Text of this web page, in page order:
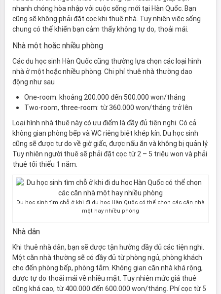
nhanh chóng hòa nhập với cuộc sống mới tại Hàn Quốc. Bạn
cũng sẽ không phải đặt cọc khi thuê nhà. Tuy nhiên việc sống
chung có thể khiến bạn cảm thấy không tự do, thoải mái.
Nhà một hoặc nhiều phòng
Các du học sinh Hàn Quốc cũng thường lựa chọn các loại hình
nhà ở một hoặc nhiều phòng. Chi phí thuê nhà thường dao
động như sau
One-room: khoảng 200.000 đến 500.000 won/tháng
Two-room, three-room: từ 360.000 won/tháng trở lên
Loại hình nhà thuê này có ưu điểm là đầy đủ tiện nghi. Có cả
không gian phòng bếp và WC riêng biệt khép kín. Du học sinh
cũng sẽ được tự do về giờ giấc, được nấu ăn và không bị quản lý.
Tuy nhiên người thuê sẽ phải đặt cọc từ 2 – 5 triệu won và phải
thuê tối thiểu 1 năm.
Du học sinh tìm chỗ ở khi đi du học Hàn Quốc có thể chọn các căn nhà
một hay nhiều phòng
Nhà dân
Khi thuê nhà dân, bạn sẽ được tận hưởng đầy đủ các tiện nghi.
Một căn nhà thường sẽ có đầy đủ từ phòng ngủ, phòng khách
cho đến phòng bếp, phòng tắm. Không gian căn nhà khá rộng,
được tự do thoải mái về nhiều mặt. Tuy nhiên mức giá thuê
cũng khá cao, từ 400.000 đến 600.000 won/tháng. Phí cọc từ 5